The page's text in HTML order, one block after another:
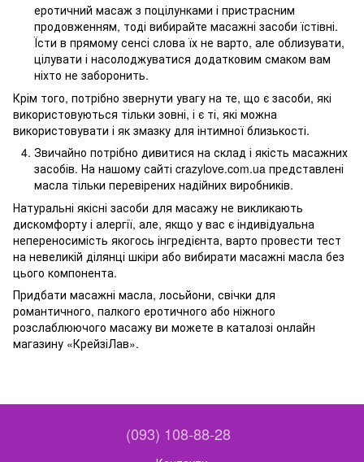
еротичний масаж з поцілунками і пристрасним
продовженням, тоді вибирайте масажні засоби їстівні.
Їсти в прямому сенсі слова їх не варто, але облизувати,
цілувати і насолоджуватися додатковим смаком вам
ніхто не заборонить.
Крім того, потрібно звернути увагу на те, що є засоби, які
використовуються тільки зовні, і є ті, які можна
використовувати і як змазку для інтимної близькості.
Звичайно потрібно дивитися на склад і якість масажних
засобів. На нашому сайті crazylove.com.ua представлені
масла тільки перевірених надійних виробників.
Натуральні якісні засоби для масажу не викликають
дискомфорту і алергії, але, якщо у вас є індивідуальна
непереносимість якогось інгредієнта, варто провести тест
на невеликій ділянці шкіри або вибирати масажні масла без
цього компонента.
Придбати масажні масла, лосьйони, свічки для
романтичного, палкого еротичного або ніжного
розслаблюючого масажу ви можете в каталозі онлайн
магазину «КрейзіЛав».
(093) 108-88-28